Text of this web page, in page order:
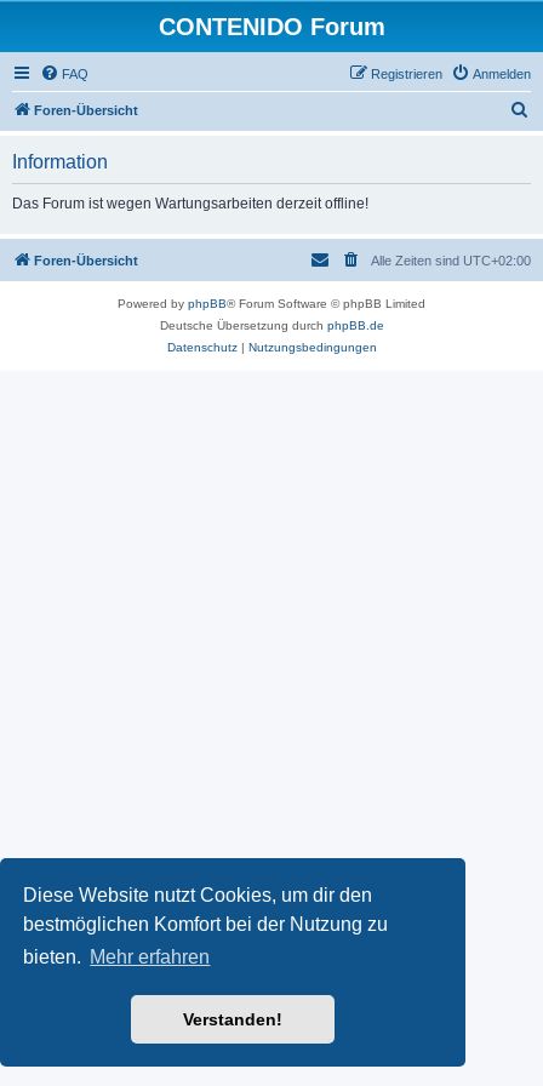
Diese Website nutzt Cookies, um dir den
bestmöglichen Komfort bei der Nutzung zu
bieten. Mehr erfahren
Verstanden!
CONTENIDO Forum
FAQ Anmelden
Registrieren
Foren-Übersicht
Information
Das Forum ist wegen Wartungsarbeiten derzeit offline!
Foren-Übersicht Alle Zeiten sind UTC+02:00
Powered by phpBB® Forum Software © phpBB Limited
Deutsche Übersetzung durch phpBB.de
Datenschutz| Nutzungsbedingungen